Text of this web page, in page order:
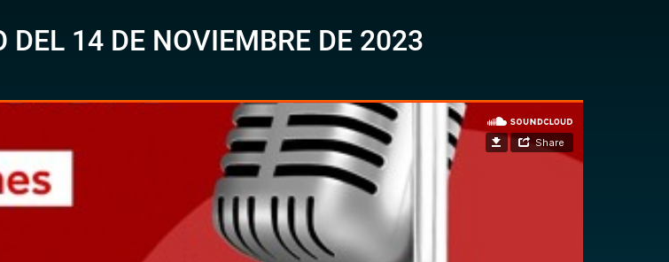
DEL 14 DE NOVIEMBRE DE 2023